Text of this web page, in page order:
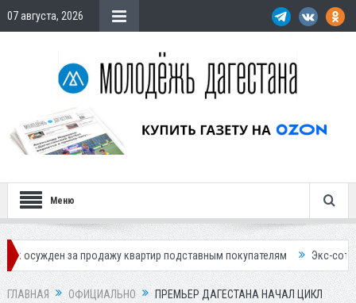
07 августа, 2026
Меню
за продажу квартир подставным покупателям Экс-сотрудница
ГЛАВНАЯ ОФИЦИАЛЬНО
ПРЕМЬЕР ДАГЕСТАНА НАЧАЛ ЦИКЛ